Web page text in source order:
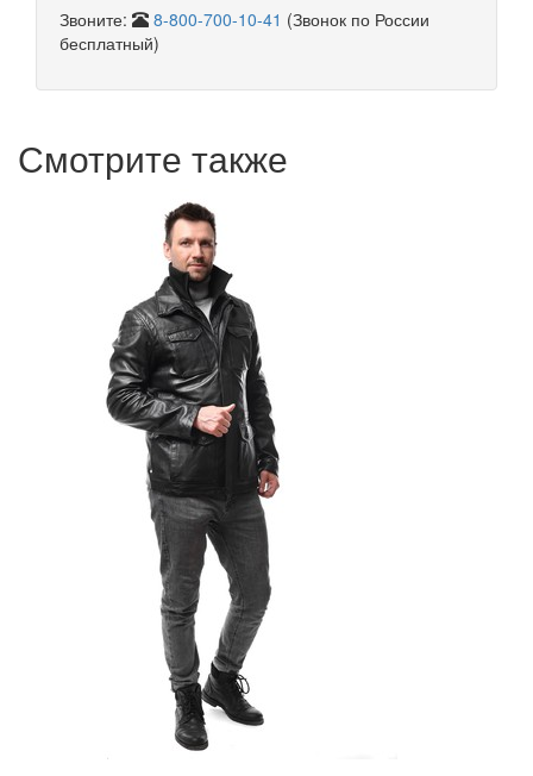
Звоните:
8-800-700-10-41 (Звонок по России
бесплатный)
Смотрите также